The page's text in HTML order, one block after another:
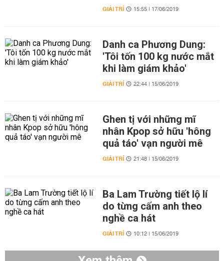
GIẢI TRÍ 15:55 | 17/06/2019
Danh ca Phương Dung:
'Tôi tốn 100 kg nước mắt
khi làm giám khảo'
GIẢI TRÍ 22:44 | 15/06/2019
Ghen tị với những mĩ
nhân Kpop sở hữu 'hông
quả táo' vạn người mê
GIẢI TRÍ 21:48 | 15/06/2019
Ba Lam Trường tiết lộ lí
do từng cấm anh theo
nghề ca hát
GIẢI TRÍ 10:12 | 15/06/2019